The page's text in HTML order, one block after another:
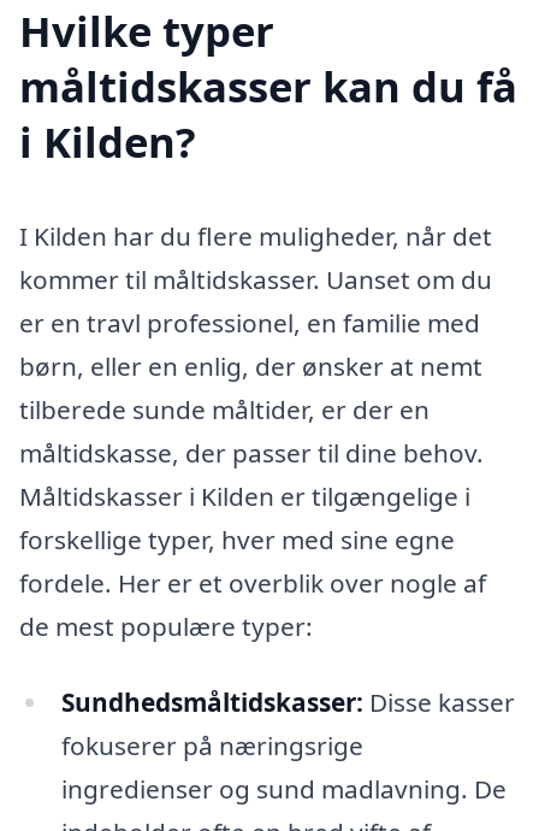
Hvilke typer
måltidskasser kan du få
i Kilden?
I Kilden har du flere muligheder, når det
kommer til måltidskasser. Uanset om du
er en travl professionel, en familie med
børn, eller en enlig, der ønsker at nemt
tilberede sunde måltider, er der en
måltidskasse, der passer til dine behov.
Måltidskasser i Kilden er tilgængelige i
forskellige typer, hver med sine egne
fordele. Her er et overblik over nogle af
de mest populære typer:
Sundhedsmåltidskasser: Disse kasser
fokuserer på næringsrige
ingredienser og sund madlavning. De